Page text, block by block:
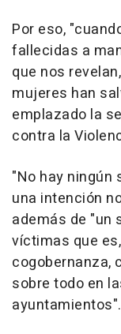
Por eso,
fallecidas a
que nos
mujeres han
emplazado la
contra la
"No hay
una intención
además de "un
víctimas que
cogobernanza,
sobre todo en
ayuntamientos".